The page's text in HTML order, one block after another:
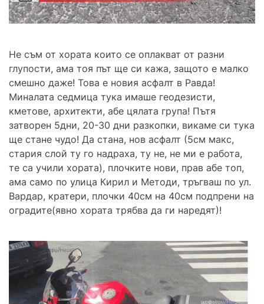
Не съм от хората които се оплакват от разни
глупости, ама тоя път ще си кажа, защото е малко
смешно даже! Това е новия асфалт в Равда!
Миналата седмица тука имаше геодезисти,
кметове, архитекти, абе цялата група! Пътя
затворен 5дни, 20-30 дни разкопки, викаме си тука
ще стане чудо! Да стана, нов асфалт (5см макс,
стария слой ту го надраха, ту не, не ми е работа,
те са учили хората), плочките нови, прав абе топ,
ама само по улица Кирил и Методи, тръгваш по ул.
Вардар, кратери, плочки 40см на 40см подпрени на
оградите(явно хората трябва да ги наредят)!